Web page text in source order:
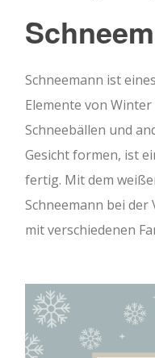
Schneemann ist
Elemente von
Schneebällen und
Gesicht formen, ist
fertig. Mit dem
Schneemann bei
mit verschiedenen